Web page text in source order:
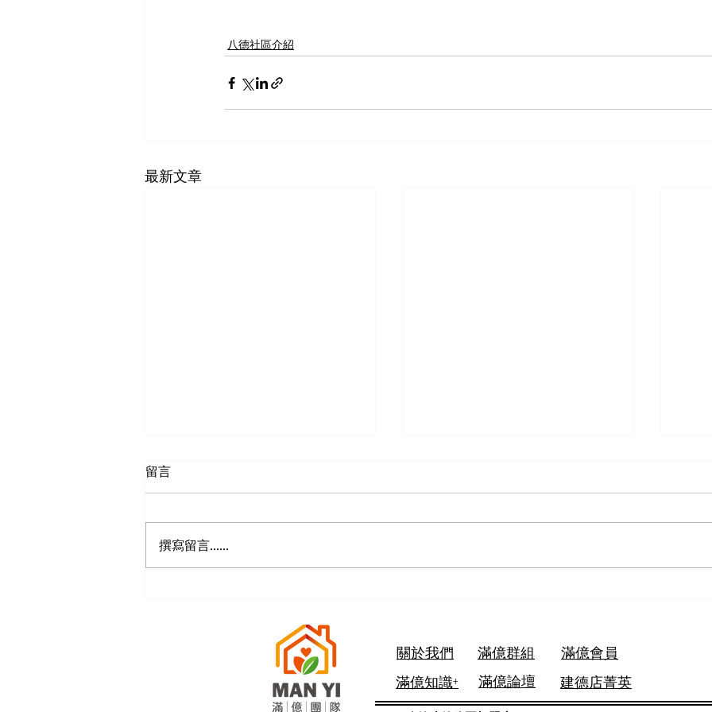
八德社區介紹
最新文章
【國際珍鑽-社區詳情】 【
留言
撰寫留言......
關於我們
滿億知識+
滿億群組 滿億會員
滿億論壇 建德店菁英